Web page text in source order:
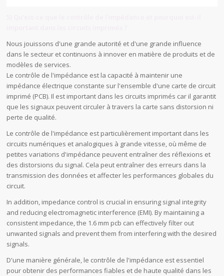
Nous jouissons d'une grande autorité et d'une grande influence
dans le secteur et continuons à innover en matière de produits et de
modèles de services.
Le contrôle de l'impédance est la capacité à maintenir une
impédance électrique constante sur l'ensemble d'une carte de circuit
imprimé (PCB). Il est important dans les circuits imprimés car il garantit
que les signaux peuvent circuler à travers la carte sans distorsion ni
perte de qualité.
Le contrôle de l'impédance est particulièrement important dans les
circuits numériques et analogiques à grande vitesse, où même de
petites variations d'impédance peuvent entraîner des réflexions et
des distorsions du signal. Cela peut entraîner des erreurs dans la
transmission des données et affecter les performances globales du
circuit.
In addition, impedance control is crucial in ensuring signal integrity
and reducing electromagnetic interference (EMI). By maintaining a
consistent impedance, the 1.6 mm pcb can effectively filter out
unwanted signals and prevent them from interfering with the desired
signals.
D'une manière générale, le contrôle de l'impédance est essentiel
pour obtenir des performances fiables et de haute qualité dans les